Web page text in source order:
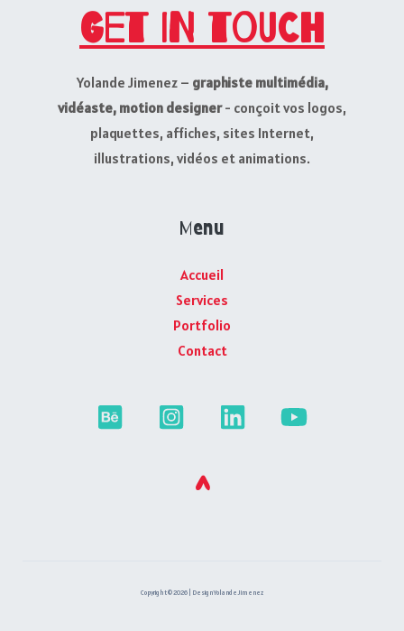
Get in touch
Yolande Jimenez – graphiste multimédia,
vidéaste, motion designer- conçoit vos logos,
plaquettes, affiches, sites Internet,
illustrations, vidéos et animations.
Menu
Accueil
Services
Portfolio
Contact
^
Copyright © 2026 | Design Yolande Jimenez